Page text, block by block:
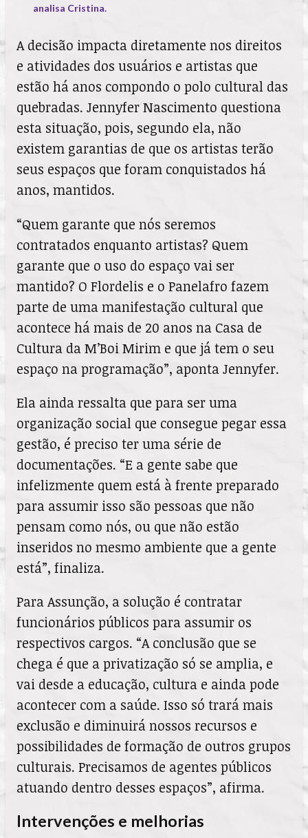
analisa Cristina.
A decisão impacta diretamente nos direitos
e atividades dos usuários e artistas que
estão há anos compondo o polo cultural das
quebradas. Jennyfer Nascimento questiona
esta situação, pois, segundo ela, não
existem garantias de que os artistas terão
seus espaços que foram conquistados há
anos, mantidos.
“Quem garante que nós seremos
contratados enquanto artistas? Quem
garante que o uso do espaço vai ser
mantido? O Flordelis e o Panelafro fazem
parte de uma manifestação cultural que
acontece há mais de 20 anos na Casa de
Cultura da M’Boi Mirim e que já tem o seu
espaço na programação”, aponta Jennyfer.
Ela ainda ressalta que para ser uma
organização social que consegue pegar essa
gestão, é preciso ter uma série de
documentações. “E a gente sabe que
infelizmente quem está à frente preparado
para assumir isso são pessoas que não
pensam como nós, ou que não estão
inseridos no mesmo ambiente que a gente
está”, finaliza.
Para Assunção, a solução é contratar
funcionários públicos para assumir os
respectivos cargos. “A conclusão que se
chega é que a privatização só se amplia, e
vai desde a educação, cultura e ainda pode
acontecer com a saúde. Isso só trará mais
exclusão e diminuirá nossos recursos e
possibilidades de formação de outros grupos
culturais. Precisamos de agentes públicos
atuando dentro desses espaços”, afirma.
Intervenções e melhorias